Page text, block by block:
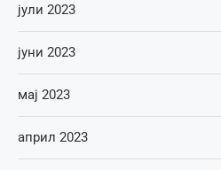
јули 2023
јуни 2023
мај 2023
април 2023